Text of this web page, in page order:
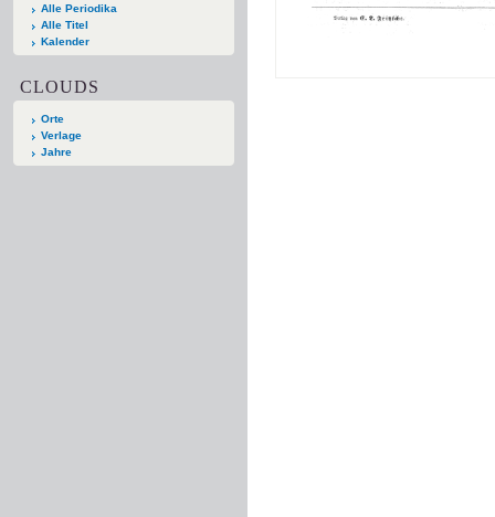
Alle Periodika
Alle Titel
Kalender
CLOUDS
Orte
Verlage
Jahre